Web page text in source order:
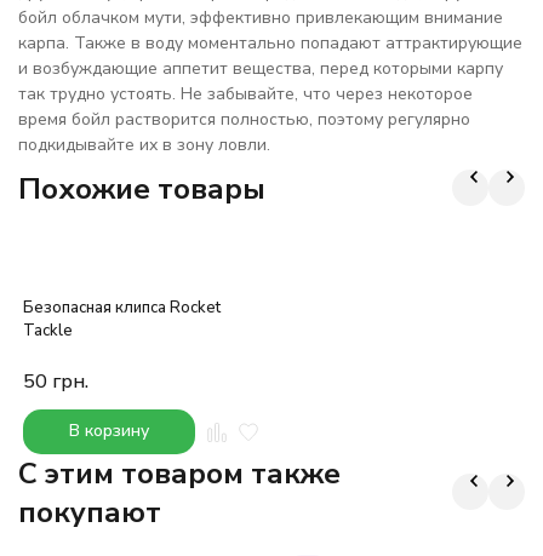
бойл облачком мути, эффективно привлекающим внимание
карпа. Также в воду моментально попадают аттрактирующие
и возбуждающие аппетит вещества, перед которыми карпу
так трудно устоять. Не забывайте, что через некоторое
время бойл растворится полностью, поэтому регулярно
подкидывайте их в зону ловли.
Похожие товары
Безопасная клипса Rocket
Tackle
50 грн.
В корзину
C этим товаром также
покупают